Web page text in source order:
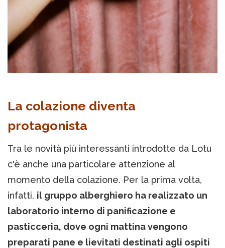
La colazione diventa
protagonista
Tra le novità più interessanti introdotte da Lotu
c'è anche una particolare attenzione al
momento della colazione. Per la prima volta,
infatti, il gruppo alberghiero ha realizzato un
laboratorio interno di panificazione e
pasticceria, dove ogni mattina vengono
preparati pane e lievitati destinati agli ospiti